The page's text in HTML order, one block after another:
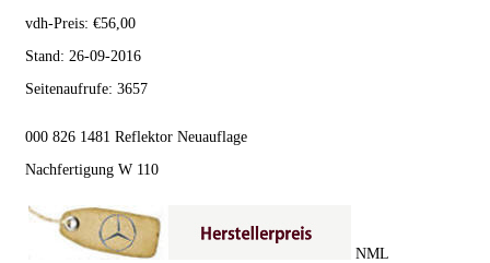
vdh-Preis: €56,00
Stand: 26-09-2016
Seitenaufrufe: 3657
000 826 1481 Reflektor Neuauflage
Nachfertigung W 110
NML